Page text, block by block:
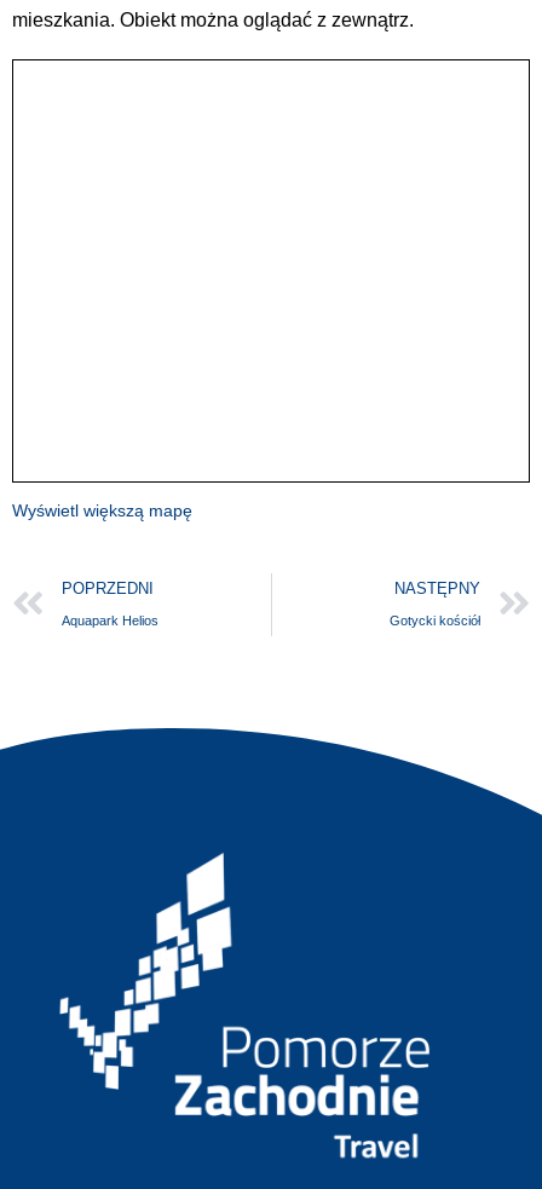
mieszkania. Obiekt można oglądać z zewnątrz.
Wyświetl większą mapę
POPRZEDNI
Aquapark Helios
NASTĘPNY
Gotycki kościół